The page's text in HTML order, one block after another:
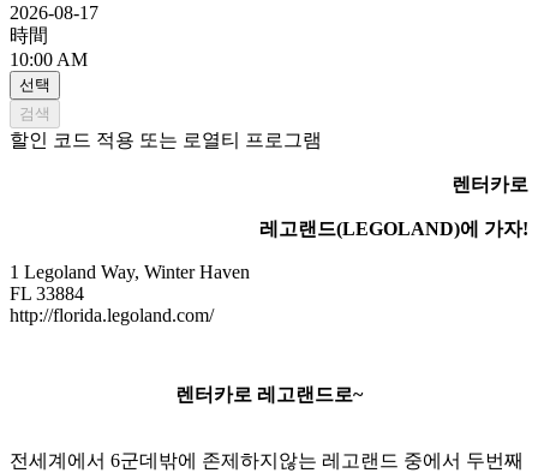
2026-08-17
時間
10:00 AM
선택
검색
할인 코드 적용 또는 로열티 프로그램
렌터카로
레고랜드(LEGOLAND)에 가자!
1 Legoland Way, Winter Haven
FL 33884
http://florida.legoland.com/
렌터카로 레고랜드로~
전세계에서 6군데밖에 존제하지않는 레고랜드 중에서 두번째